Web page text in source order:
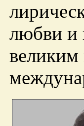
любви и
великим